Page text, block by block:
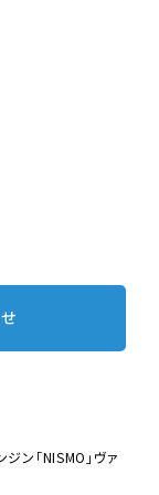
ン「NISMO」ヴァ